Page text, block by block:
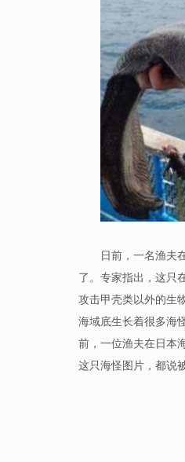
日前，一名渔夫
了。专家指出，这只
攻击甲壳类以外的生物
海域底生长着很多海
前，一位渔夫在日本
这只海怪图片，都说